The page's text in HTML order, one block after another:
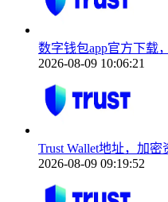
数字钱包app官方下载
2026-08-09 10:06:21
Trust Wallet地址，加
2026-08-09 09:19:52